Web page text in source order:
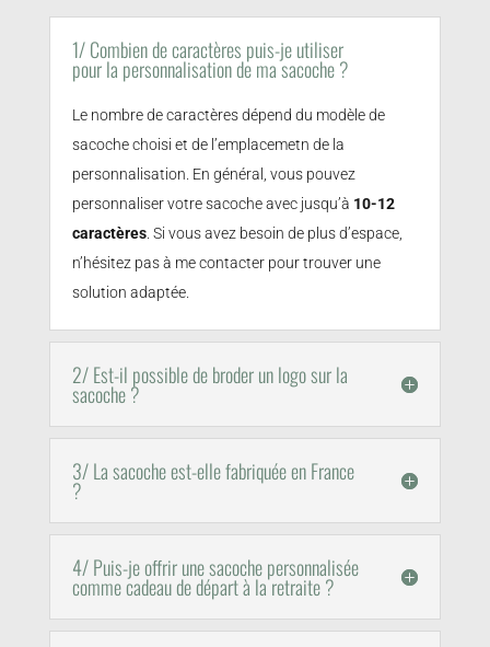
1/ Combien de caractères puis-je utiliser
pour la personnalisation de ma sacoche ?
Le nombre de caractères dépend du modèle de
sacoche choisi et de l’emplacemetn de la
personnalisation. En général, vous pouvez
personnaliser votre sacoche avec jusqu’à 10-12
caractères. Si vous avez besoin de plus d’espace,
n’hésitez pas à me contacter pour trouver une
solution adaptée.
2/ Est-il possible de broder un logo sur la
sacoche ?
3/ La sacoche est-elle fabriquée en France
?
4/ Puis-je offrir une sacoche personnalisée
comme cadeau de départ à la retraite ?